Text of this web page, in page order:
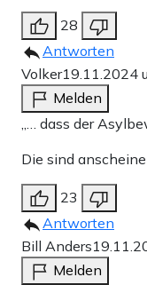
28
Antworten
Volker19.11.2024
Melden
„… dass der
Die sind
23
Antworten
Bill Anders
Melden